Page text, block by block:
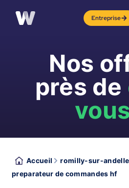
Entreprise
Nos
près de
Accueil
romilly-sur-andelle
preparateur de commandes hf